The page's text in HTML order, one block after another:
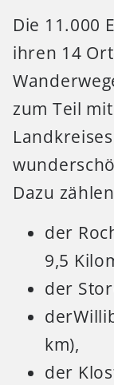
Die 11.000
ihren 14
zum Teil
Dazu zählen
der
9,5
der
km),
der